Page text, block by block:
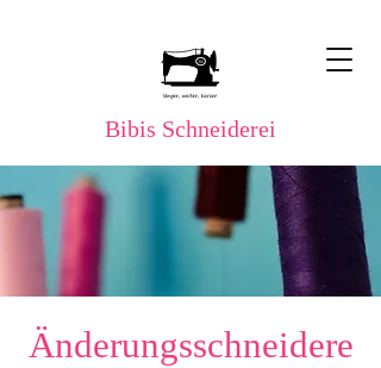
Bibis Schneiderei
Änderungsschneidere